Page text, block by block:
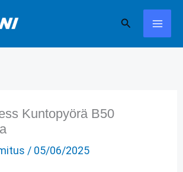
Hae
Kuntopyörä B50
/ 05/06/2025